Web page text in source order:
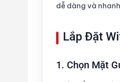
dễ dàng và
Lắp Đặt
1. Chọn Mặt